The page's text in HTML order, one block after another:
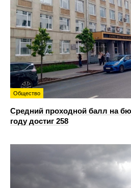
Общество
Средний проходной балл на
году достиг 258